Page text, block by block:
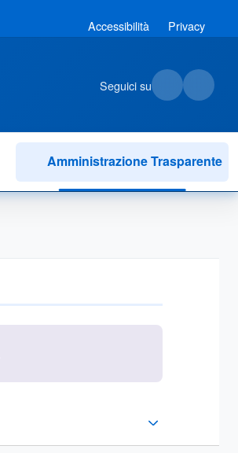
Accessibilità Privacy
Seguici su
Amministrazione Trasparente